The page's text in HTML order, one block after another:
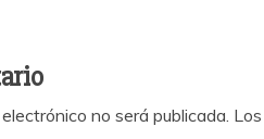
no será publicada.